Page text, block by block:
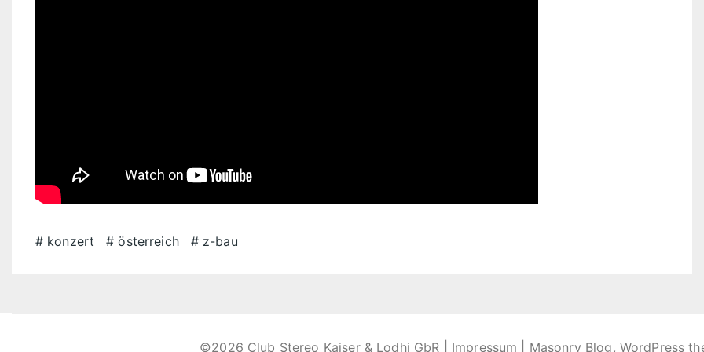
konzert österreich z-bau
©2026 Club Stereo Kaiser & Lodhi GbR | Impressum | Masonry Blog, WordPress